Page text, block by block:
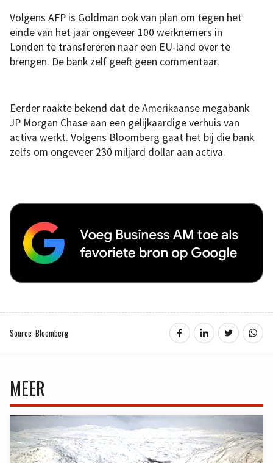
Volgens AFP is Goldman ook van plan om tegen het
einde van het jaar ongeveer 100 werknemers in
Londen te transfereren naar een EU-land over te
brengen. De bank zelf geeft geen commentaar.
Eerder raakte bekend dat de Amerikaanse megabank
JP Morgan Chase aan een gelijkaardige verhuis van
activa werkt. Volgens Bloomberg gaat het bij die bank
zelfs om ongeveer 230 miljard dollar aan activa.
Source: Bloomberg
MEER